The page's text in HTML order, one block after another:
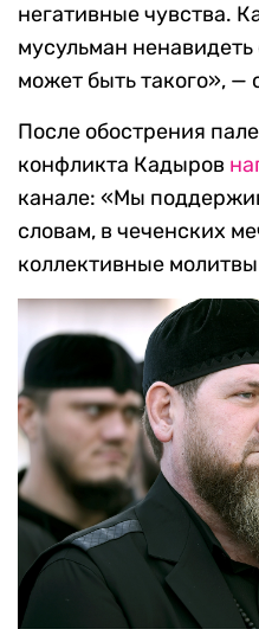
негативные чувства.
мусульман ненавидеть
может быть такого», —
После обострения
конфликта Кадыров
канале: «Мы
словам, в чеченских
коллективные